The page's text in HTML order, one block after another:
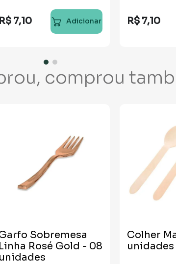
R$ 7,10 Adicionar R$ 7,10
comprou
Sobremesa
Linha Rosé Gold - 08
unidades
Colher
unidades